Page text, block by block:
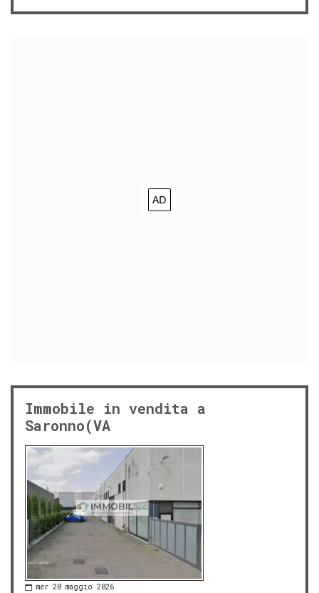
Immobile in vendita a
Saronno(VA
mer 20 maggio 2026